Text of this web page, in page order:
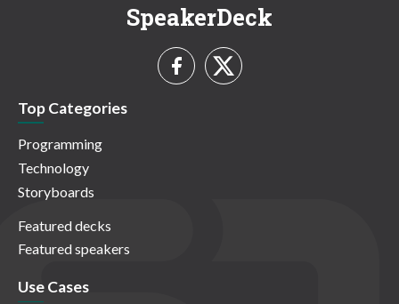
SpeakerDeck
Top Categories
Programming
Technology
Storyboards
Featured decks
Featured speakers
Use Cases